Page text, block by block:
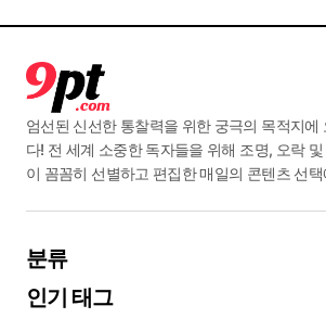
엄선된 신선한 통찰력을 위한 궁극의 목적지에
다! 전 세계 소중한 독자들을 위해 조명, 오락
이 꼼꼼히 선별하고 편집한 매일의 콘텐츠 선
분류
인기 태그